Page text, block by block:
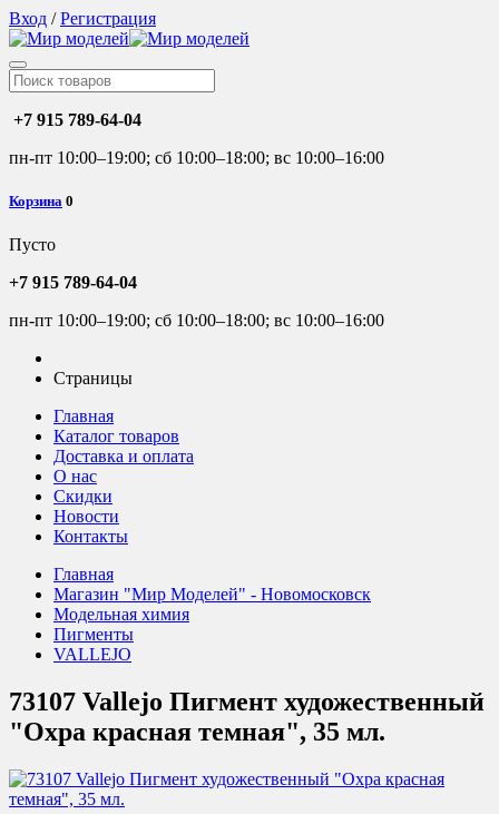
Вход /Регистрация
+7 915 789-64-04
пн-пт 10:00–19:00; сб 10:00–18:00; вс 10:00–16:00
Корзина 0
Пусто
+7 915 789-64-04
пн-пт 10:00–19:00; сб 10:00–18:00; вс 10:00–16:00
Страницы
Главная
Каталог товаров
Доставка и оплата
О нас
Скидки
Новости
Контакты
Главная
Магазин "Мир Моделей" - Новомосковск
Модельная химия
Пигменты
VALLEJO
73107 Vallejo Пигмент художественный
"Охра красная темная", 35 мл.